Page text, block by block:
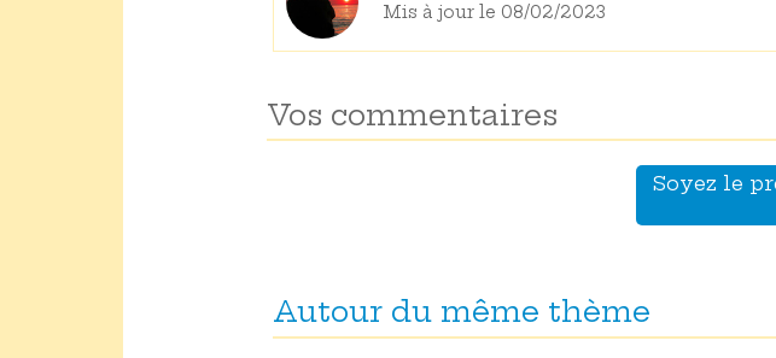
Mis à jour le 08/02/2023
Vos commentaires
Soyez le
Autour du même thème